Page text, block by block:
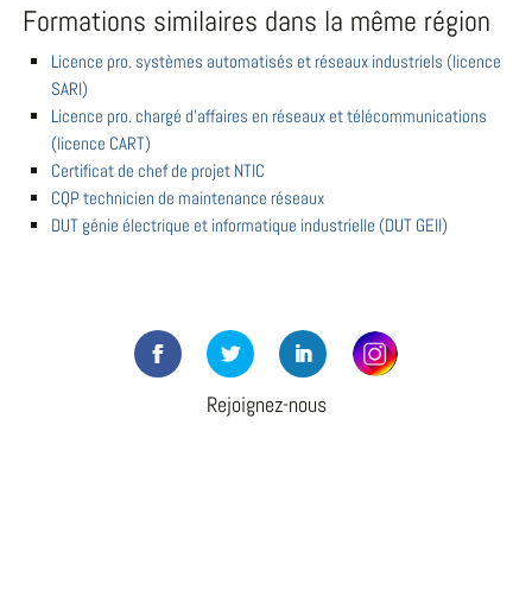
Formations similaires dans la même région
Licence pro. systèmes automatisés et réseaux industriels (licence
SARI)
Licence pro. chargé d'affaires en réseaux et télécommunications
(licence CART)
Certificat de chef de projet NTIC
CQP technicien de maintenance réseaux
DUT génie électrique et informatique industrielle (DUT GEII)
Rejoignez-nous